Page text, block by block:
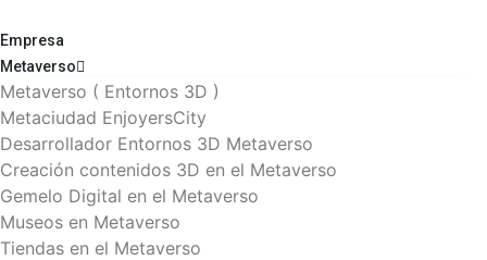
Empresa
Metaverso
Metaverso ( Entornos 3D )
Metaciudad EnjoyersCity
Desarrollador Entornos 3D Metaverso
Creación contenidos 3D en el Metaverso
Gemelo Digital en el Metaverso
Museos en Metaverso
Tiendas en el Metaverso